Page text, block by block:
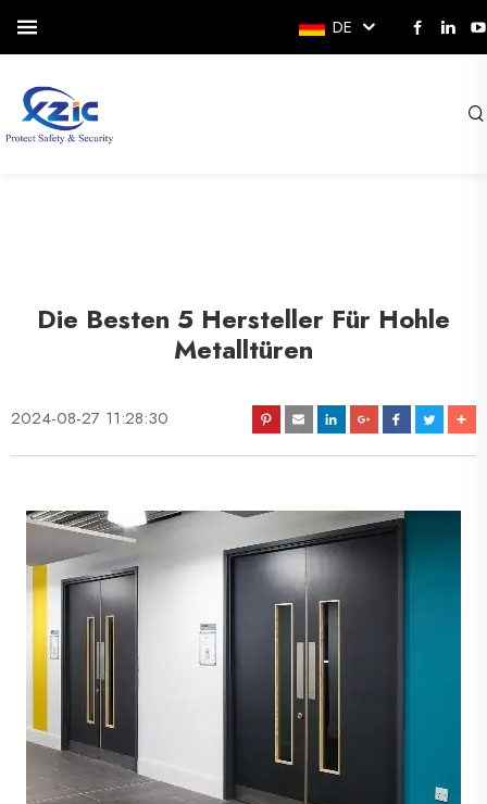
DE
Die Besten 5 Hersteller Für Hohle
Metalltüren
2024-08-27 11:28:30